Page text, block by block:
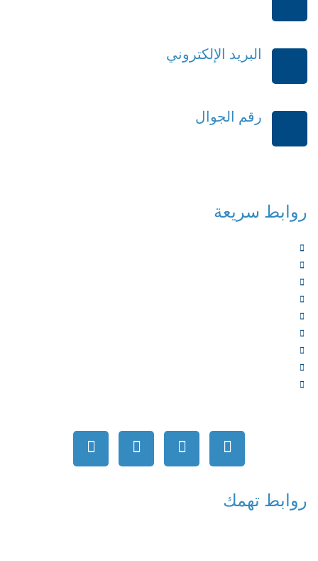
البريد الإلكتروني
رقم الجوال
روابط سريعة
روابط تهمك